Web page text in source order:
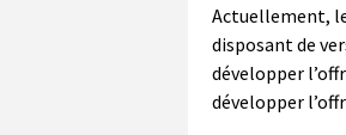
Actuellement,
disposant de
développer
développer